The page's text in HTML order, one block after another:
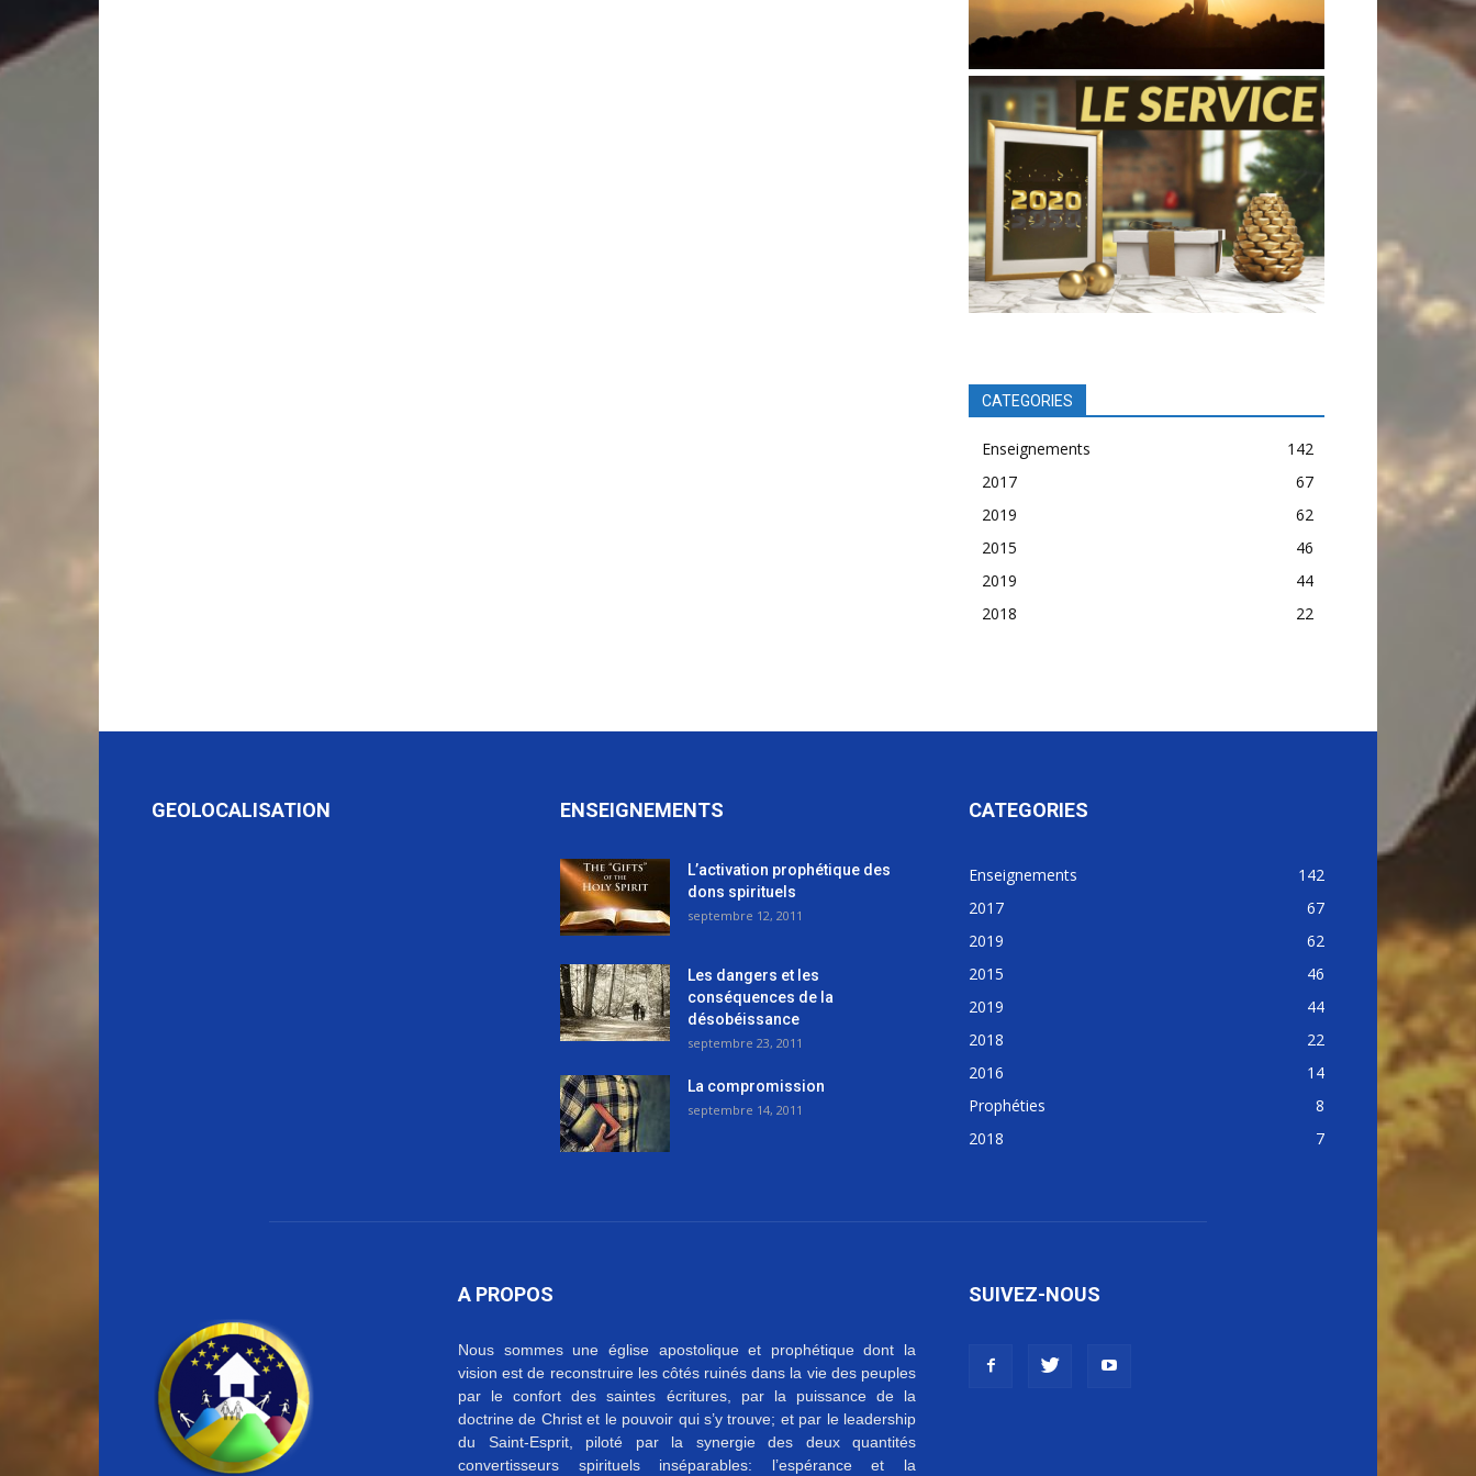
CATEGORIES
Enseignements
142
2017
67
2019
62
2015
46
2019
44
2018
22
GEOLOCALISATION ENSEIGNEMENTS
L’activation prophétique des
dons spirituels
septembre 12, 2011
Les dangers et les
conséquences de la
désobéissance
septembre 23, 2011
La compromission
septembre 14, 2011
CATEGORIES
Enseignements
142
2017
67
2019
62
2015
46
2019
44
2018
22
2016
14
Prophéties
8
2018
7
A PROPOS
Nous sommes une église apostolique et prophétique dont la
vision est de reconstruire les côtés ruinés dans la vie des peuples
par le confort des saintes écritures, par la puissance de la
doctrine de Christ et le pouvoir qui s’y trouve; et par le leadership
du Saint-Esprit, piloté par la synergie des deux quantités
convertisseurs spirituels inséparables: l’espérance et la
SUIVEZ-NOUS